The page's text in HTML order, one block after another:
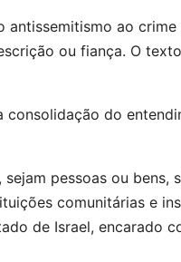
antissemitismo ao crime
ou fiança. O
do
pessoas ou bens,
comunitárias e
de Israel, encarado